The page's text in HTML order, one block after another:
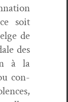
soit
de
des
à la
con­